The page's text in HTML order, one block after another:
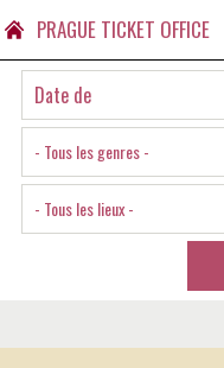
PRAGUE TICKET OFFICE
- Tous les genres -
- Tous les lieux -